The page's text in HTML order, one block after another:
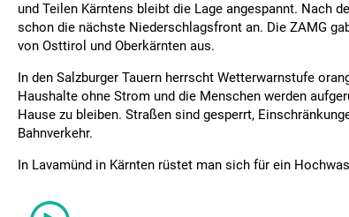
und Teilen Kärntens bleibt die Lage angespannt. Nach
schon die nächste Niederschlagsfront an. Die ZAMG
von Osttirol und Oberkärnten aus.
In den Salzburger Tauern herrscht Wetterwarnstufe
Haushalte ohne Strom und die Menschen werden
Hause zu bleiben. Straßen sind gesperrt,
Bahnverkehr.
In Lavamünd in Kärnten rüstet man sich für ein